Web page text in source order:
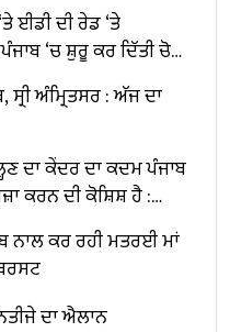
ਈਡੀ ਦੀ ਰੇਡ ‘ਤੇ
‘ਚ ਸ਼ੁਰੂ ਕਰ ਦਿੱਤੀ ਚੋਣਾਂ
ਅੰਮ੍ਰਿਤਸਰ : ਅੱਜ ਦਾ
ਦਾ ਕੇਂਦਰ ਦਾ ਕਦਮ ਪੰਜਾਬ
ਕਰਨ ਦੀ ਕੋਸ਼ਿਸ਼ ਹੈ :
ਨਾਲ ਕਰ ਰਹੀ ਮਤਰਈ ਮਾਂ
ਦਾ ਐਲਾਨ